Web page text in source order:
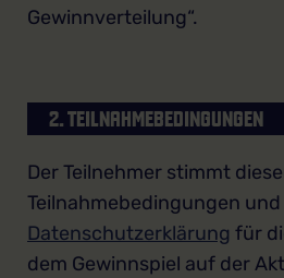
Gewinnverteilung“.
2. TEILNAHMEBEDINGUNGEN
Der Teilnehmer stimmt
Teilnahmebedingungen
Datenschutzerklärung für
dem Gewinnspiel auf der